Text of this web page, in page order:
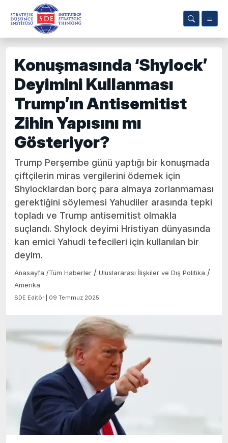
Konuşmasında ‘Shylock’
Deyimini Kullanması
Trump’ın Antisemitist
Zihin Yapısını mı
Gösteriyor?
Trump Perşembe günü yaptığı bir konuşmada
çiftçilerin miras vergilerini ödemek için
Shylocklardan borç para almaya zorlanmaması
gerektiğini söylemesi Yahudiler arasında tepki
topladı ve Trump antisemitist olmakla
suçlandı. Shylock deyimi Hristiyan dünyasında
kan emici Yahudi tefecileri için kullanılan bir
deyim.
Anasayfa /Tüm Haberler / Uluslararası İlişkiler ve Dış Politika /
Amerika
SDE Editör | 09 Temmuz 2025